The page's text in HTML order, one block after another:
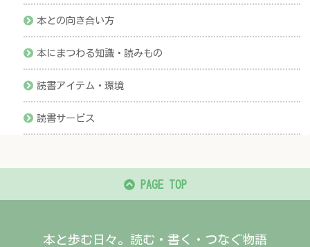
本との向き合い方
本にまつわる知識・読みもの
読書アイテム・環境
読書サービス
PAGE TOP
本と歩む日々。読む・書く・つなぐ物語